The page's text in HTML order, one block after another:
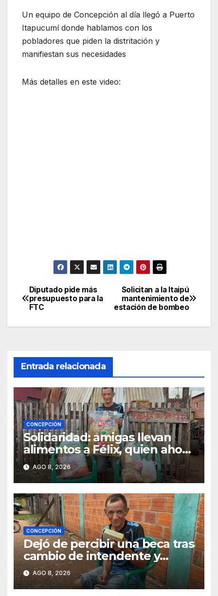
Un equipo de Concepción al día llegó a Puerto
Itapucumí donde hablamos con los
pobladores que piden la distritación y
manifiestan sus necesidades
Más detalles en este video:
Navegación
de
Solicitan a la Itaipú
mantenimiento de
estación de bombeo
Diputado pide más
presupuesto para la
FTC
Entrada relacionada
CONCEPCIÓN
Solidaridad: amigas llevan
alimentos a Félix, quien ahora
vende caramelos para
subsistir
AGO 8, 2026
CONCEPCIÓN
Dejó de percibir una beca tras
cambio de intendente y
ahora vende caramelos para
subsistir
AGO 8, 2026